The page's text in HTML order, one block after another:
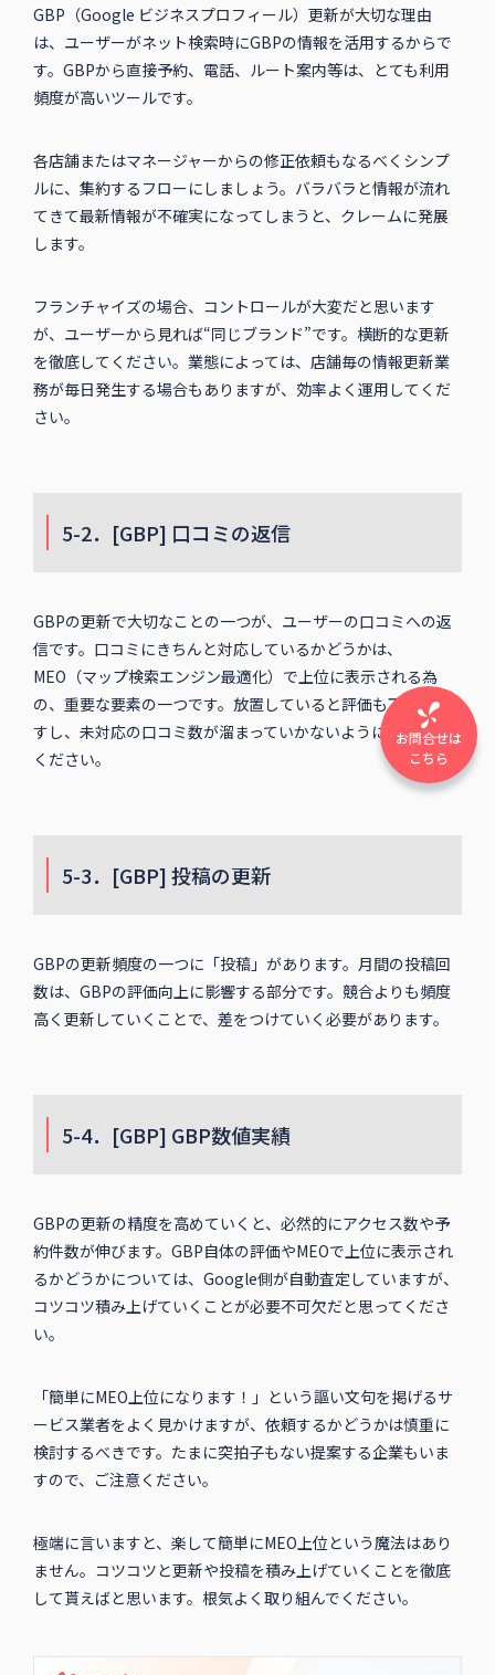
GBP（Google ビジネスプロフィール）更新が大切な理由
は、ユーザーがネット検索時にGBPの情報を活用するからで
す。GBPから直接予約、電話、ルート案内等は、とても利用
頻度が高いツールです。
各店舗またはマネージャーからの修正依頼もなるべくシンプ
ルに、集約するフローにしましょう。バラバラと情報が流れ
てきて最新情報が不確実になってしまうと、クレームに発展
します。
フランチャイズの場合、コントロールが大変だと思います
が、ユーザーから見れば“同じブランド”です。横断的な更新
を徹底してください。業態によっては、店舗毎の情報更新業
務が毎日発生する場合もありますが、効率よく運用してくだ
さい。
5-2．[GBP] 口コミの返信
GBPの更新で大切なことの一つが、ユーザーの口コミへの返
信です。口コミにきちんと対応しているかどうかは、
MEO（マップ検索エンジン最適化）で上位に表示される為
の、重要な要素の一つです。放置していると評価も下がりま
すし、未対応の口コミ数が溜まっていかないように対応して
ください。
5-3．[GBP] 投稿の更新
GBPの更新頻度の一つに「投稿」があります。月間の投稿回
数は、GBPの評価向上に影響する部分です。競合よりも頻度
高く更新していくことで、差をつけていく必要があります。
5-4．[GBP] GBP数値実績
GBPの更新の精度を高めていくと、必然的にアクセス数や予
約件数が伸びます。GBP自体の評価やMEOで上位に表示され
るかどうかについては、Google側が自動査定していますが、
コツコツ積み上げていくことが必要不可欠だと思ってくださ
い。
「簡単にMEO上位になります！」という謳い文句を掲げるサ
ービス業者をよく見かけますが、依頼するかどうかは慎重に
検討するべきです。たまに突拍子もない提案する企業もいま
すので、ご注意ください。
極端に言いますと、楽して簡単にMEO上位という魔法はあり
ません。コツコツと更新や投稿を積み上げていくことを徹底
して貰えばと思います。根気よく取り組んでください。
お問合せは
こちら